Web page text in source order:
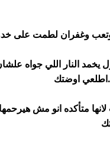
وغفران لطمت على
يخمد النار اللي جواه
اوضتك
متأكده انو مش